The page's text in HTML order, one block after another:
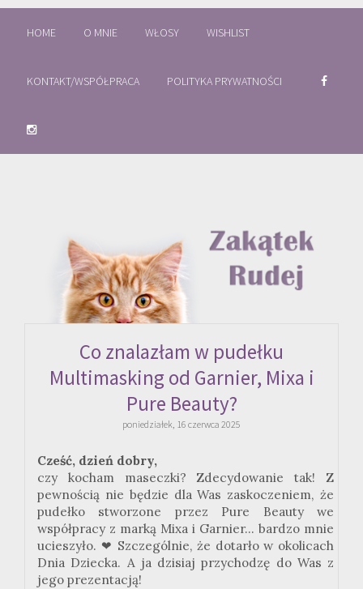
HOME O MNIE WŁOSY WISHLIST
KONTAKT/WSPÓŁPRACA POLITYKA PRYWATNOŚCI
Co znalazłam w pudełku
Multimasking od Garnier, Mixa i
Pure Beauty?
poniedziałek, 16 czerwca 2025
Cześć, dzień dobry,
czy kocham maseczki? Zdecydowanie tak! Z
pewnością nie będzie dla Was zaskoczeniem, że
pudełko stworzone przez Pure Beauty we
współpracy z marką Mixa i Garnier... bardzo mnie
ucieszyło. ❤ Szczególnie, że dotarło w okolicach
Dnia Dziecka. A ja dzisiaj przychodzę do Was z
jego prezentacją!